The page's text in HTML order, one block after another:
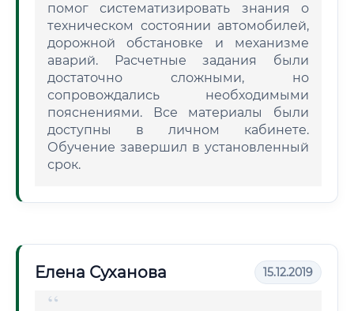
помог систематизировать знания о
техническом состоянии автомобилей,
дорожной обстановке и механизме
аварий. Расчетные задания были
достаточно сложными, но
сопровождались необходимыми
пояснениями. Все материалы были
доступны в личном кабинете.
Обучение завершил в установленный
срок.
Елена Суханова 15.12.2019